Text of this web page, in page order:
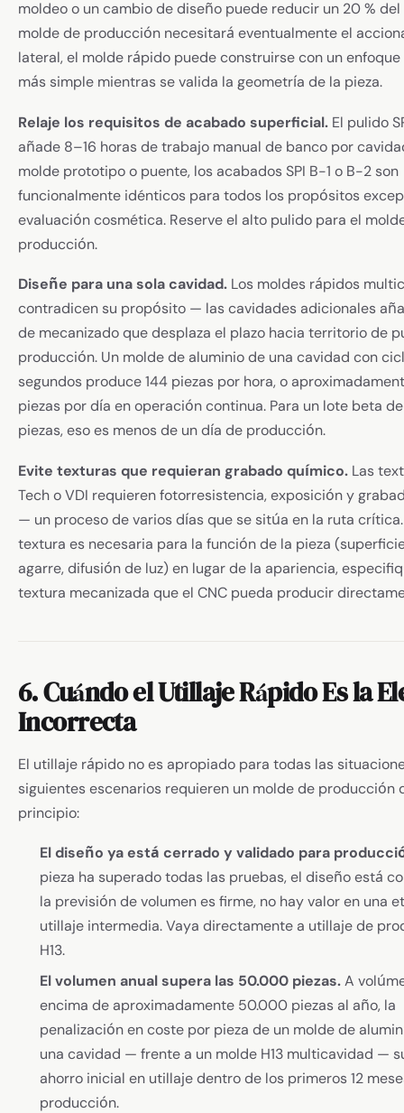
moldeo o un cambio de diseño puede reducir un 20 % del
molde de producción necesitará eventualmente el
lateral, el molde rápido puede construirse con un
más simple mientras se valida la geometría de la pieza.
Relaje los requisitos de acabado superficial. El pulido
añade 8–16 horas de trabajo manual de banco por
molde prototipo o puente, los acabados SPI B-1 o B-2 son
funcionalmente idénticos para todos los propósitos
evaluación cosmética. Reserve el alto pulido para el
producción.
Diseñe para una sola cavidad. Los moldes rápidos
contradicen su propósito — las cavidades adicionales
de mecanizado que desplaza el plazo hacia territorio de
producción. Un molde de aluminio de una cavidad con
segundos produce 144 piezas por hora, o
piezas por día en operación continua. Para un lote beta
piezas, eso es menos de un día de producción.
Evite texturas que requieran grabado químico. Las
Tech o VDI requieren fotorresistencia, exposición y
— un proceso de varios días que se sitúa en la ruta
textura es necesaria para la función de la pieza
agarre, difusión de luz) en lugar de la apariencia,
textura mecanizada que el CNC pueda producir
6. Cuándo el Utillaje Rápido Es la
Incorrecta
El utillaje rápido no es apropiado para todas las
siguientes escenarios requieren un molde de producción
principio:
El diseño ya está cerrado y validado para
pieza ha superado todas las pruebas, el diseño está
la previsión de volumen es firme, no hay valor en una
utillaje intermedia. Vaya directamente a utillaje de
H13.
El volumen anual supera las 50.000 piezas.A
encima de aproximadamente 50.000 piezas al año, la
penalización en coste por pieza de un molde de
una cavidad — frente a un molde H13 multicavidad —
ahorro inicial en utillaje dentro de los primeros 12
producción.